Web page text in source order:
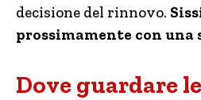
decisione del rinnovo.
prossimamente con una
Dove guardare